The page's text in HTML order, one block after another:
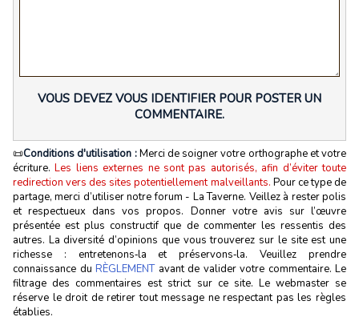
VOUS DEVEZ VOUS IDENTIFIER POUR POSTER UN
COMMENTAIRE.
📜Conditions d'utilisation :Merci de soigner votre orthographe et votre
écriture.Les liens externes ne sont pas autorisés, afin d’éviter toute
redirection vers des sites potentiellement malveillants. Pour ce type de
partage, merci d’utiliser notre forum - La Taverne. Veillez à rester polis
et respectueux dans vos propos. Donner votre avis sur l’œuvre
présentée est plus constructif que de commenter les ressentis des
autres. La diversité d’opinions que vous trouverez sur le site est une
richesse : entretenons‑la et préservons‑la. Veuillez prendre
connaissance du RÈGLEMENTavant de valider votre commentaire. Le
filtrage des commentaires est strict sur ce site. Le webmaster se
réserve le droit de retirer tout message ne respectant pas les règles
établies.